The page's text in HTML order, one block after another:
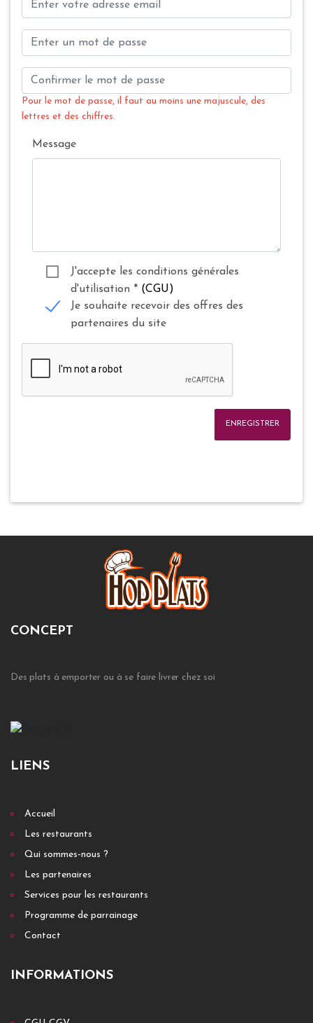
Pour le mot de passe, il faut au moins une majuscule, des
lettres et des chiffres.
Message
J'accepte les conditions générales
d'utilisation * (CGU)
Je souhaite recevoir des offres des
partenaires du site
ENREGISTRER
CONCEPT
Des plats à emporter ou à se faire livrer chez soi
LIENS
Accueil
Les restaurants
Qui sommes-nous ?
Les partenaires
Services pour les restaurants
Programme de parrainage
Contact
INFORMATIONS